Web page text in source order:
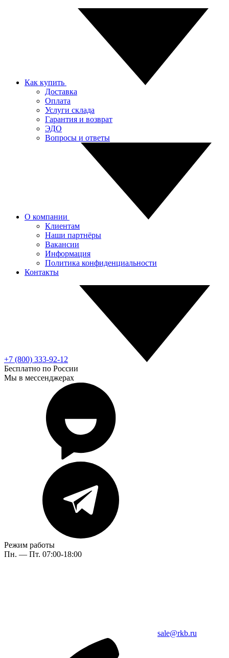
Как купить
Доставка
Оплата
Услуги склада
Гарантия и возврат
ЭДО
Вопросы и ответы
О компании
Клиентам
Наши партнёры
Вакансии
Информация
Политика конфиденциальности
Контакты
+7 (800) 333-92-12
Бесплатно по России
Мы в мессенджерах
Режим работы
Пн. — Пт. 07:00-18:00
sale@rkb.ru